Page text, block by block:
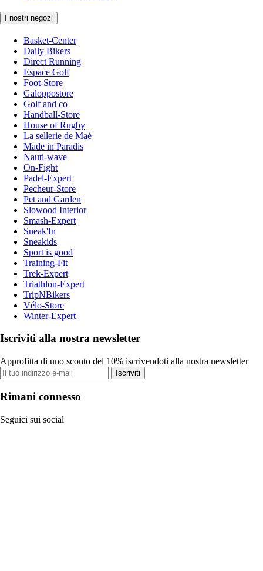
I nostri negozi
Basket-Center
Daily Bikers
Direct Running
Espace Golf
Foot-Store
Galoppostore
Golf and co
Handball-Store
House of Rugby
La sellerie de Maé
Made in Paradis
Nauti-wave
On-Fight
Padel-Expert
Pecheur-Store
Pet and Garden
Slowood Interior
Smash-Expert
Sneak'In
Sneakids
Sport is good
Training-Fit
Trek-Expert
Triathlon-Expert
TripNBikers
Vélo-Store
Winter-Expert
Iscriviti alla nostra newsletter
Approfitta di uno sconto del 10% iscrivendoti alla nostra newsletter
Iscriviti
Rimani connesso
Seguici sui social